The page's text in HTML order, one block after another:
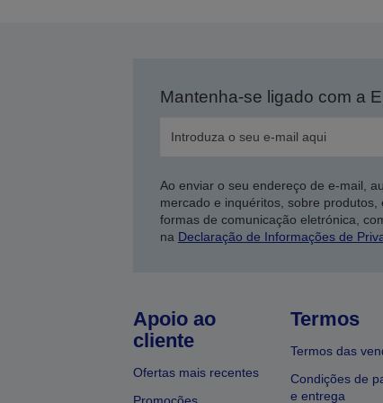
Mantenha-se ligado com a
Ao enviar o seu endereço de e-mail,
mercado e inquéritos, sobre
formas de comunicação eletrónica,
na Declaração de Informações de
Apoio ao
cliente
Ofertas mais recentes
Termos
Termos das
Condições de
e entrega